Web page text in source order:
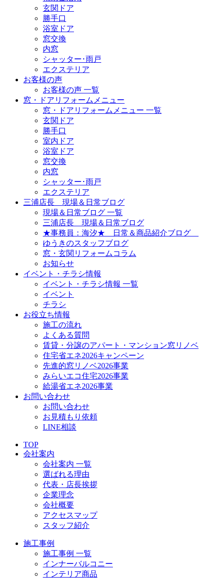
玄関ドア
勝手口
浴室ドア
窓交換
内窓
シャッター･雨戸
エクステリア
お客様の声
お客様の声 一覧
窓・ドアリフォームメニュー
窓・ドアリフォームメニュー 一覧
玄関ドア
勝手口
室内ドア
浴室ドア
窓交換
内窓
シャッター･雨戸
エクステリア
三浦店長 現場＆日常ブログ
現場＆日常ブログ 一覧
三浦店長 現場＆日常ブログ
★事務員：海汐★ 日常＆商品紹介ブログ
ゆうきのスタッフブログ
窓・玄関リフォームコラム
お知らせ
イベント・チラシ情報
イベント・チラシ情報 一覧
イベント
チラシ
お役立ち情報
施工の流れ
よくある質問
賃貸・分譲のアパート・マンション窓リノベ
住宅省エネ2026キャンペーン
先進的窓リノベ2026事業
みらいエコ住宅2026事業
給湯省エネ2026事業
お問い合わせ
お問い合わせ
お見積もり依頼
LINE相談
TOP
会社案内
会社案内 一覧
選ばれる理由
代表・店長挨拶
企業理念
会社概要
アクセスマップ
スタッフ紹介
施工事例
施工事例 一覧
インナーバルコニー
インテリア商品